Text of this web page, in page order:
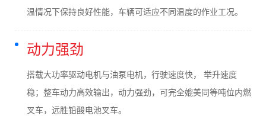
温情况下保持良好性能，车辆可适应不同温度的作业工况。
动力强劲
搭载大功率驱动电机与油泵电机，行驶速度快， 举升速度
稳；整车动力高效输出，动力强劲，可完全媲美同等吨位内燃
叉车，远胜铅酸电池叉车。